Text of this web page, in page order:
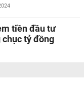
tiền đầu tư
tỷ đồng